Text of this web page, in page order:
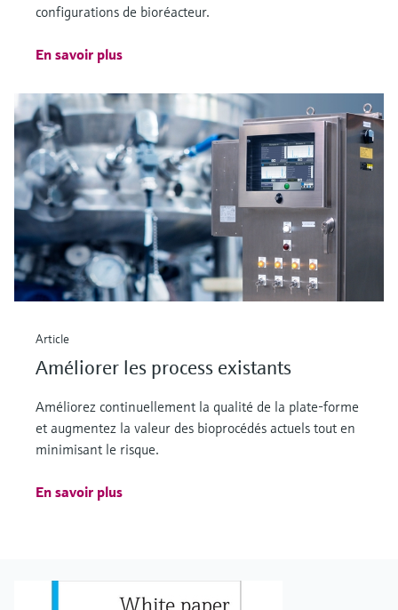
configurations de bioréacteur.
En savoir plus
Article
Améliorer les process existants
Améliorez continuellement la qualité de la plate-forme
et augmentez la valeur des bioprocédés actuels tout en
minimisant le risque.
En savoir plus